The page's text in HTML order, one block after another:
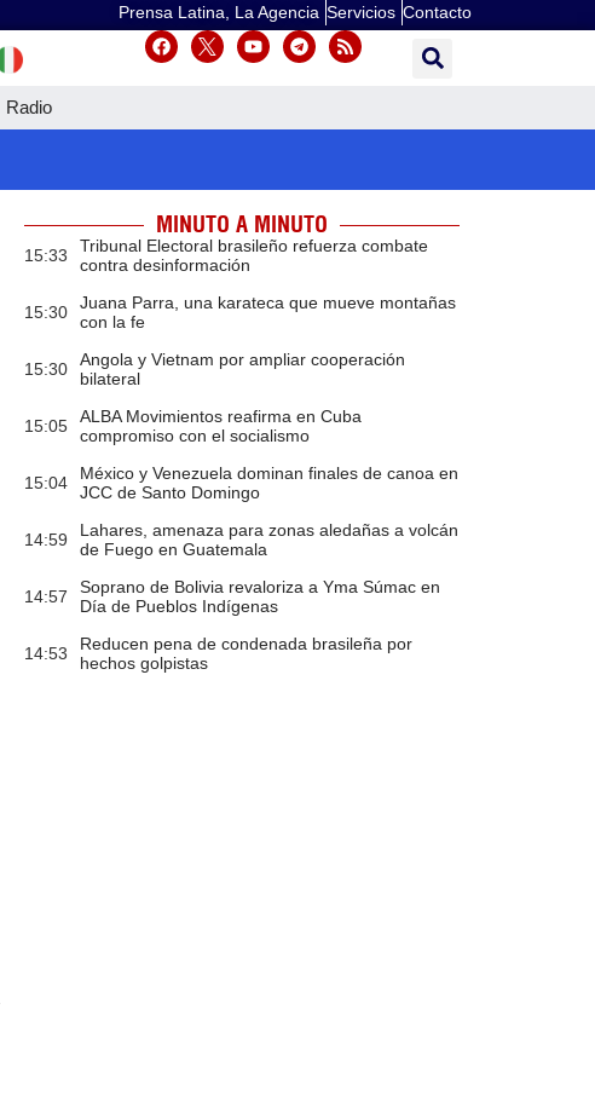
Prensa Latina, La Agencia Servicios Contacto
Radio
MINUTO A MINUTO
15:33
Tribunal Electoral brasileño refuerza combate
contra desinformación
15:30
Juana Parra, una karateca que mueve montañas
con la fe
15:30
Angola y Vietnam por ampliar cooperación
bilateral
15:05
ALBA Movimientos reafirma en Cuba
compromiso con el socialismo
15:04
México y Venezuela dominan finales de canoa en
JCC de Santo Domingo
14:59
Lahares, amenaza para zonas aledañas a volcán
de Fuego en Guatemala
14:57
Soprano de Bolivia revaloriza a Yma Súmac en
Día de Pueblos Indígenas
14:53
Reducen pena de condenada brasileña por
hechos golpistas